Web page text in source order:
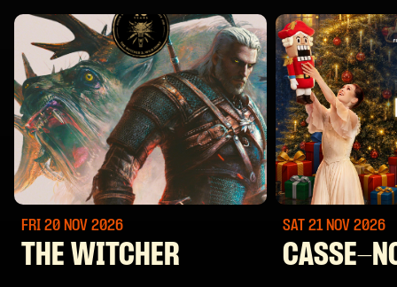
FRI 20 NOV 2026
THE WITCHER
SAT 21 NOV 2026
CASSE-